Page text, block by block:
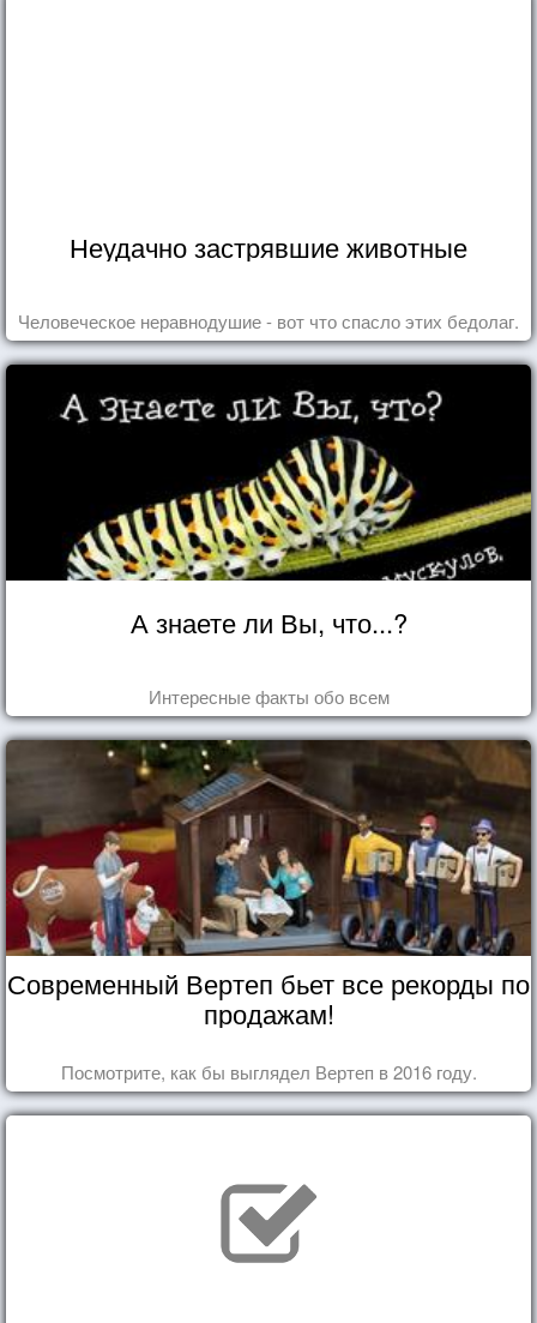
Неудачно застрявшие животные
Человеческое неравнодушие - вот что спасло этих бедолаг.
А знаете ли Вы, что...?
Интересные факты обо всем
Современный Вертеп бьет все рекорды по
продажам!
Посмотрите, как бы выглядел Вертеп в 2016 году.